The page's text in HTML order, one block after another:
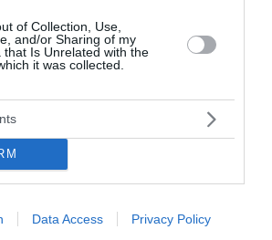
of Collection, Use,
and/or Sharing of my
that Is Unrelated with the
it was collected.
Data Access Privacy Policy
η κόντρα Ιταλίας –
τη Συνθήκη Σένγκεν
της Κυβέρνησης της
στο αίτημα της Ισπανίας για άμεση
πλήρους εφαρμογής της
μεταξύ των δύο χωρών. Η Ιταλία
προτίθετ...